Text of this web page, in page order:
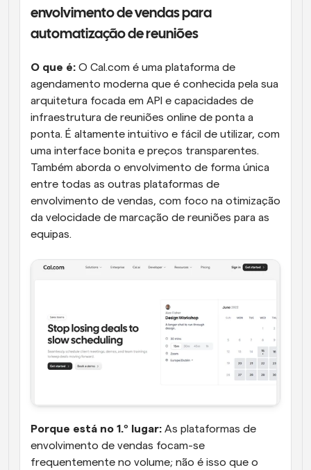
envolvimento de vendas para
automatização de reuniões
O que é: O Cal.com é uma plataforma de
agendamento moderna que é conhecida pela sua
arquitetura focada em API e capacidades de
infraestrutura de reuniões online de ponta a
ponta. É altamente intuitivo e fácil de utilizar, com
uma interface bonita e preços transparentes.
Também aborda o envolvimento de forma única
entre todas as outras plataformas de
envolvimento de vendas, com foco na otimização
da velocidade de marcação de reuniões para as
equipas.
Porque está no 1.º lugar: As plataformas de
envolvimento de vendas focam-se
frequentemente no volume; não é isso que o